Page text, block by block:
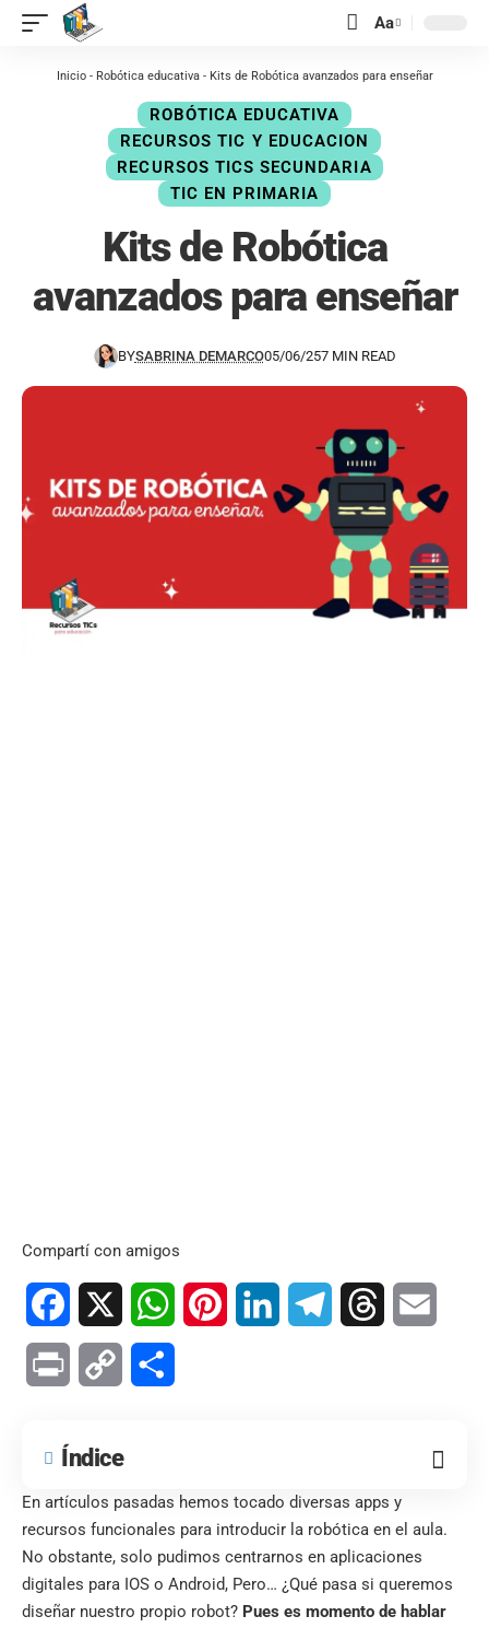
contenido Aa
Inicio- Robótica educativa- Kits de Robótica avanzados para enseñar
ROBÓTICA EDUCATIVA
RECURSOS TIC Y EDUCACION
RECURSOS TICS SECUNDARIA
TIC EN PRIMARIA
Kits de Robótica
avanzados para enseñar
BYSABRINA DEMARCO05/06/257 MIN READ
Compartí con amigos
Facebook WhatsAppPinterest LinkedIn TelegramThreads
Print Copy
Índice
En artículos pasadas hemos tocado diversas apps y
recursos funcionales para introducir la robótica en el aula.
No obstante, solo pudimos centrarnos en aplicaciones
digitales para IOS o Android, Pero… ¿Qué pasa si queremos
diseñar nuestro propio robot? Pues es momento de hablar